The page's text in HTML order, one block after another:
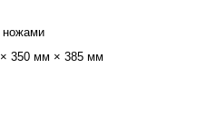
ножами
350 мм × 385 мм